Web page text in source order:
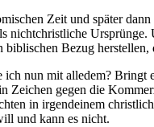
Zeit und später
nichtchristliche
biblischen Bezug
ich nun mit alledem? Bringt
Zeichen gegen die
in irgendeinem
und kann es nicht.